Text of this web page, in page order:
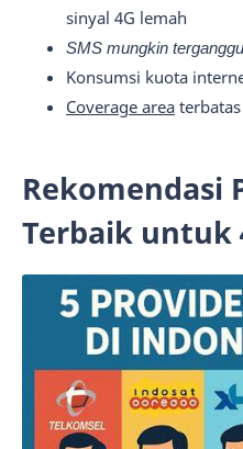
sinyal 4G lemah
SMS mungkin terganggu
Konsumsi kuota
Coverage area
Rekomendasi
Terbaik untuk